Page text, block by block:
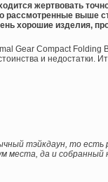
жертвовать
рассмотренные выше
хорошие изделия,
Gear Compact Folding
и недостатки.
тэйкдаун, то есть
места, да и собранный